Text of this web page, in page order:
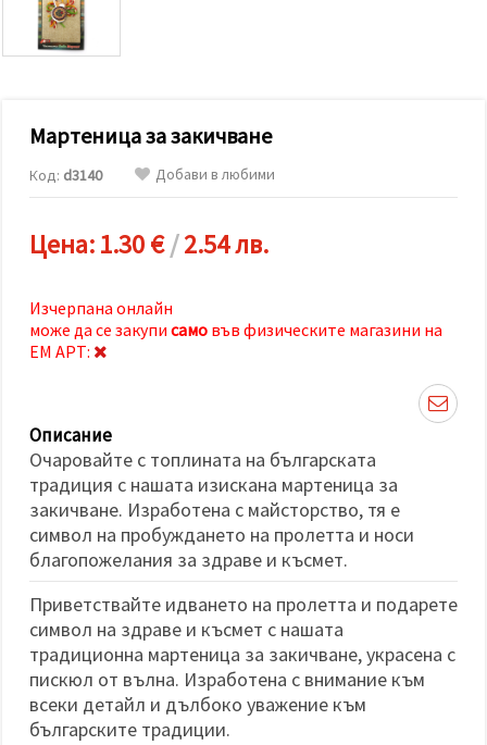
релевантно
съдържание
и реклами,
включително
за анализ
маркетинг.
използваме
като
натиснеш
"Приеми
си в
"Настройки",
като
избереш
дадения
"бисквитки"
и кликнеш
Приеми
всички
Настройки
на
Мартеница за закичване
Код: d3140 Добави в любими
Цена:1.30 €/2.54 лв.
Изчерпана онлайн
може да се закупи само във физическите магазини на
ЕМ АРТ:
Описание
Очаровайте с топлината на българската
традиция с нашата изискана мартеница за
закичване. Изработена с майсторство, тя е
символ на пробуждането на пролетта и носи
благопожелания за здраве и късмет.
Приветствайте идването на пролетта и подарете
символ на здраве и късмет с нашата
традиционна мартеница за закичване, украсена с
пискюл от вълна. Изработена с внимание към
всеки детайл и дълбоко уважение към
българските традиции.